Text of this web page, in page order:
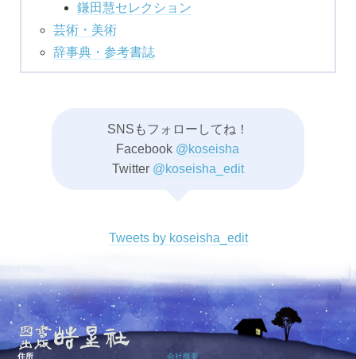
鎌田慧セレクション
芸術・美術
辞事典・参考書誌
SNSもフォローしてね！
Facebook @koseisha
Twitter @koseisha_edit
Tweets by koseisha_edit
住所 会社概要